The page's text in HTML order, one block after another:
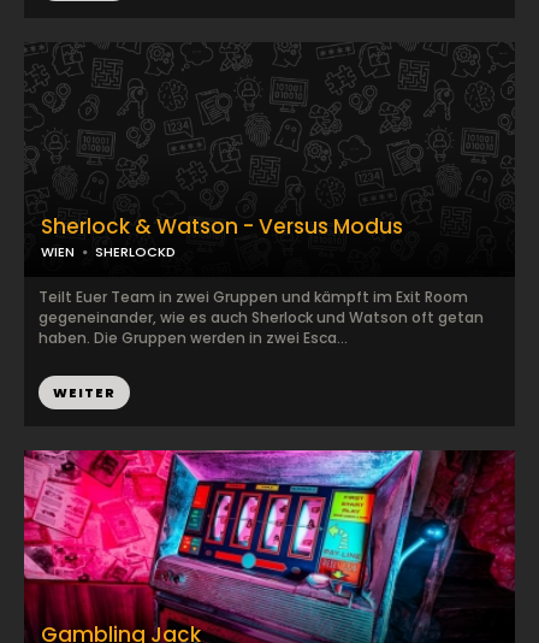
Sherlock & Watson - Versus Modus
WIEN SHERLOCKD
Teilt Euer Team in zwei Gruppen und kämpft im Exit Room
gegeneinander, wie es auch Sherlock und Watson oft getan
haben. Die Gruppen werden in zwei Esca...
WEITER
Gambling Jack